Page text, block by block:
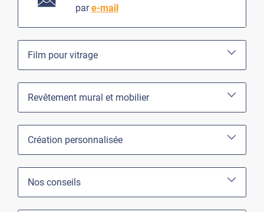
pare-mail
Film pour vitrage
Revêtement mural et mobilier
Création personnalisée
Nos conseils